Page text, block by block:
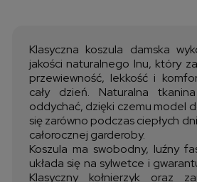
Klasyczna koszula damska
jakości naturalnego lnu, który
przewiewność, lekkość i
cały dzień. Naturalna
oddychać, dzięki czemu model
się zarówno podczas ciepłych
całorocznej garderoby.
Koszula ma swobodny, luźny
układa się na sylwetce i
Klasyczny kołnierzyk oraz